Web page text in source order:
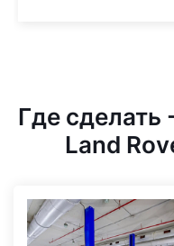
Где сделать
Land